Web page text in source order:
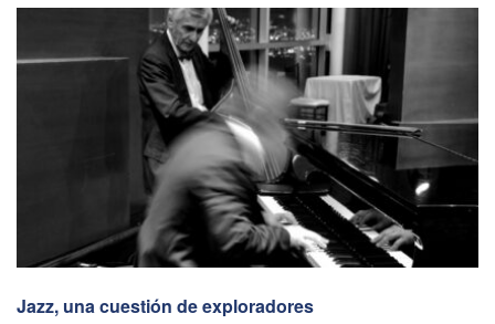
Jazz, una cuestión de exploradores